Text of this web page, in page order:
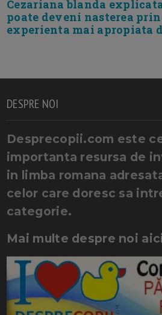
Cezariana blanda
poate deveni nasterea
experienta mai apropiata
DESPRE NOI
Desprecopii.com este
importanta resursa de
in limba romana
celor care doresc sa
categorie.
Mai multe despre noi